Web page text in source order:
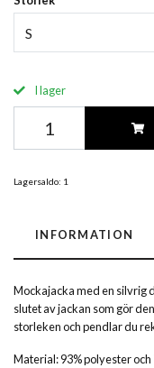
S
I lager
Lagersaldo: 1
INFORMATION
Mockajacka med en silvrig
slutet av jackan som gör
storleken och pendlar du
Material: 93% polyester och